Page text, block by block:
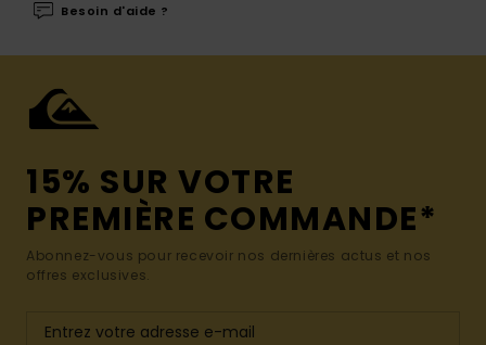
Besoin d'aide ?
15% SUR VOTRE
PREMIÈRE COMMANDE*
Abonnez-vous pour recevoir nos dernières actus et nos
offres exclusives.